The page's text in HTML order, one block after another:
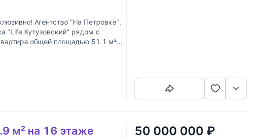
Агентство "На Петровке".
"Life Кутузовский" рядом с
общей площадью 51.1 м²
м² на 16 этаже 50 000 000 ₽